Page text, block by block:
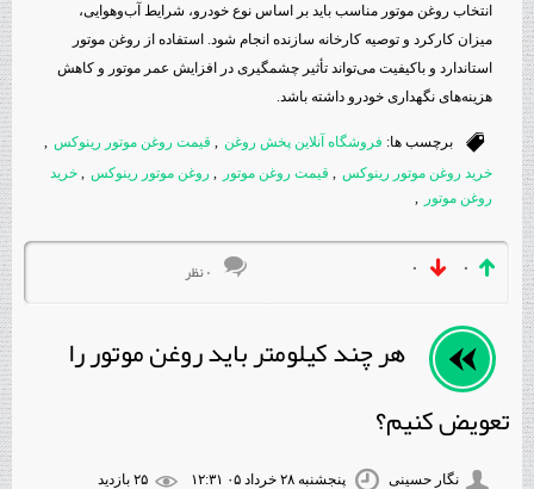
انتخاب روغن موتور مناسب باید بر اساس نوع خودرو، شرایط آب‌وهوایی،
میزان کارکرد و توصیه کارخانه سازنده انجام شود. استفاده از روغن موتور
استاندارد و باکیفیت می‌تواند تأثیر چشمگیری در افزایش عمر موتور و کاهش
هزینه‌های نگهداری خودرو داشته باشد.
برچسب ها: فروشگاه آنلاین پخش روغن قیمت روغن موتور رینوکس
خرید روغن موتور رینوکس , قیمت روغن موتور , روغن موتور رینوکس , خرید
روغن موتور ,
۰ ۰ ۰ نظر
هر چند کیلومتر باید روغن موتور را
تعویض کنیم؟
نگار حسینی پنجشنبه ۲۸ خرداد ۰۵ ۱۲:۳۱